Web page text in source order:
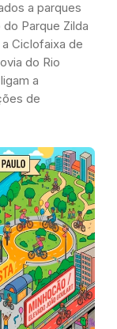
a parques
Parque Zilda
Ciclofaixa de
do Rio
a
de